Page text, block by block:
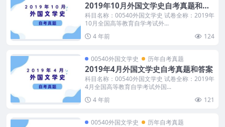
2019年10月外国文学史自考真题和答
案
科目名称：00540外国文学史 试卷全称：2019年
10月全国高等教育自学考试外...
4 年前
124
00540外国文学史 历年自考真题
2019年4月外国文学史自考真题和答案
科目名称：00540外国文学史 试卷全称：2019年
4月全国高等教育自学考试外国...
4 年前
121
00540外国文学史 历年自考真题